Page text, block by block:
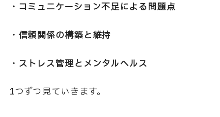
・コミュニケーション不足による問題点
・信頼関係の構築と維持
・ストレス管理とメンタルヘルス
1つずつ見ていきます。